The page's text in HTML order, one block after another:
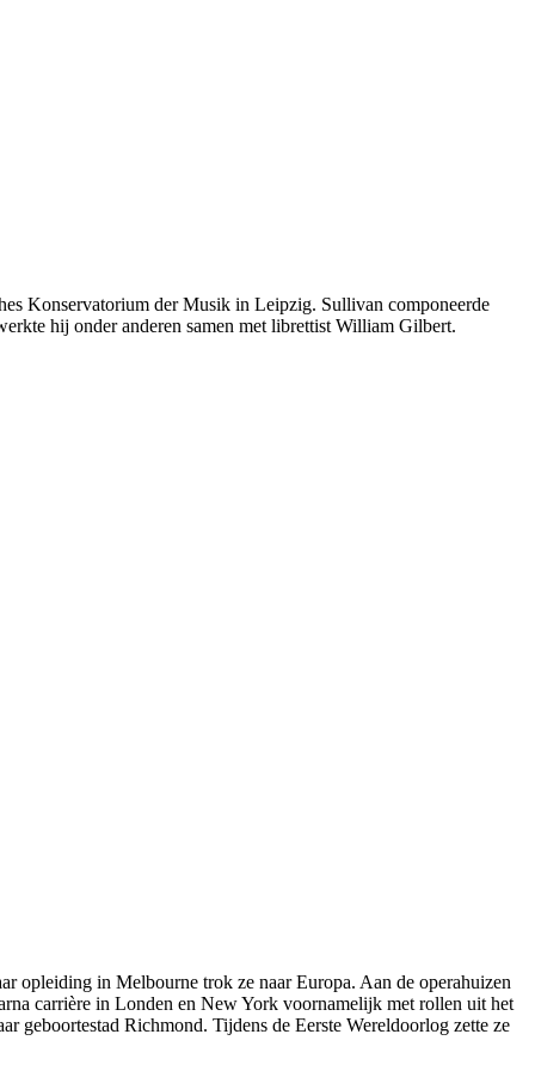
Konservatorium der Musik in Leipzig. Sullivan componeerde
hij onder anderen samen met librettist William Gilbert.
opleiding in Melbourne trok ze naar Europa. Aan de operahuizen
carrière in Londen en New York voornamelijk met rollen uit het
geboortestad Richmond. Tijdens de Eerste Wereldoorlog zette ze